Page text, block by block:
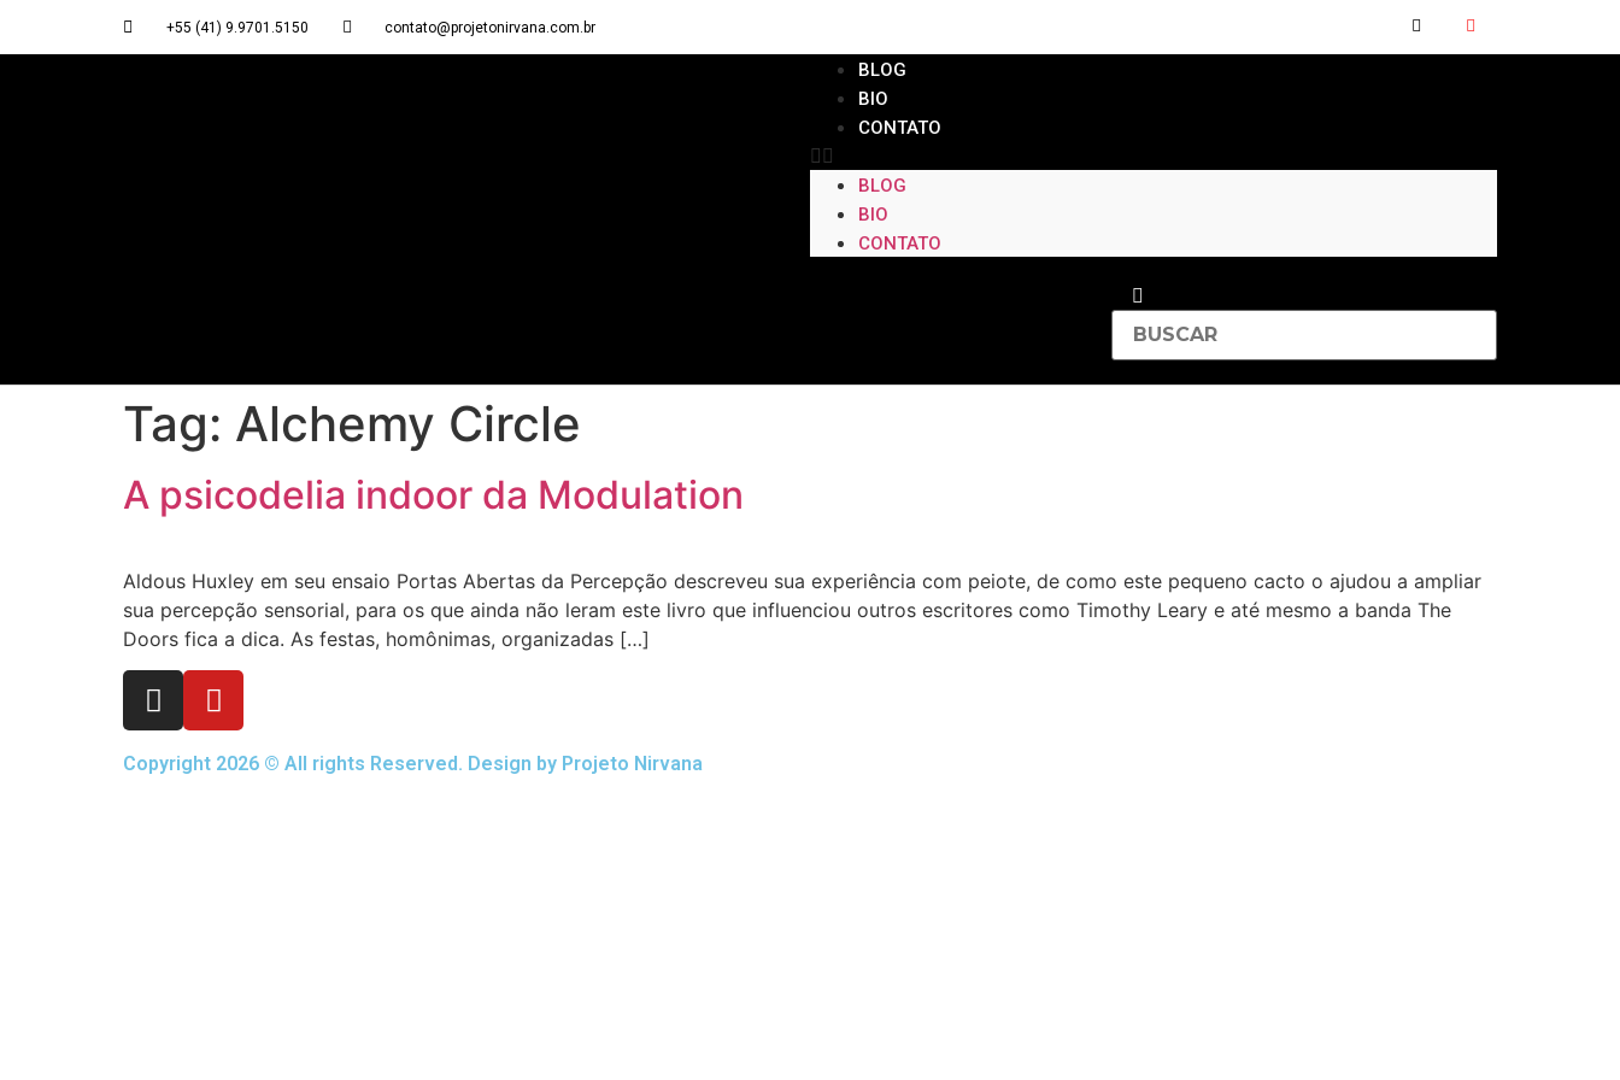
+55 (41) 9.9701.5150 contato@projetonirvana.com.br
BLOG
BIO
CONTATO
BLOG
BIO
CONTATO
Tag: Alchemy Circle
A psicodelia indoor da Modulation
Aldous Huxley em seu ensaio Portas Abertas da Percepção descreveu sua experiência com peiote, de como este pequeno cacto o ajudou a ampliar
sua percepção sensorial, para os que ainda não leram este livro que influenciou outros escritores como Timothy Leary e até mesmo a banda The
Doors fica a dica. As festas, homônimas, organizadas […]
Copyright 2026 © All rights Reserved. Design by Projeto Nirvana